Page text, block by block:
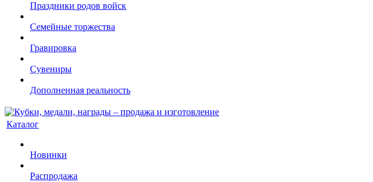
Праздники родов войск
Семейные торжества
Гравировка
Сувениры
Дополненная реальность
Каталог
Новинки
Распродажа